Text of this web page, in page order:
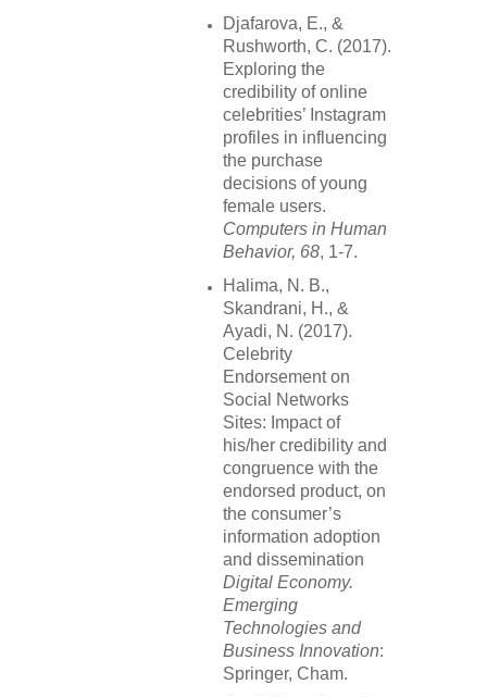
Djafarova, E., &
Rushworth, C. (2017).
Exploring the
credibility of online
celebrities’ Instagram
profiles in influencing
the purchase
decisions of young
female users.
Computers in Human
Behavior, 68, 1-7.
Halima, N. B.,
Skandrani, H., &
Ayadi, N. (2017).
Celebrity
Endorsement on
Social Networks
Sites: Impact of
his/her credibility and
congruence with the
endorsed product, on
the consumer’s
information adoption
and dissemination
Digital Economy.
Emerging
Technologies and
Business Innovation:
Springer, Cham.